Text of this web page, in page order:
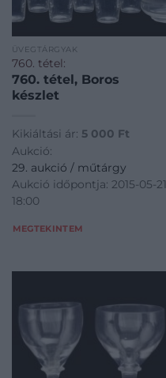
ÜVEGTÁRGYAK
760. tétel:
760. tétel, Boros
készlet
Kikiáltási ár: 5 000 Ft
Aukció:
29. aukció / műtárgy
Aukció időpontja: 2015-05-21
18:00
MEGTEKINTEM